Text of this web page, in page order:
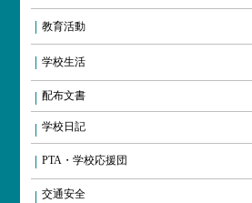
教育活動
学校生活
配布文書
学校日記
PTA・学校応援団
交通安全